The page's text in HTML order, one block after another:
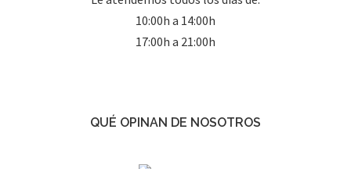
10:00h a 14:00h
17:00h a 21:00h
QUÉ OPINAN DE NOSOTROS